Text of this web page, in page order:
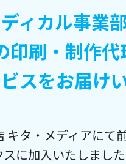
ィカル事業
刷・制作代
スをお届け
タ・メディアにて
に加入いたしました